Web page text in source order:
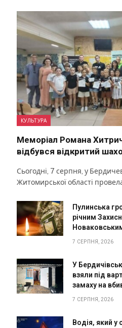
КУЛЬТУРА
Меморіал Романа
відбувся відкритий
Сьогодні, 7 серпня, у
Житомирської області
Пулинська
річним
7 СЕРПНЯ, 2026
У
взяли під
замаху на
7 СЕРПНЯ, 2026
Водія, який у